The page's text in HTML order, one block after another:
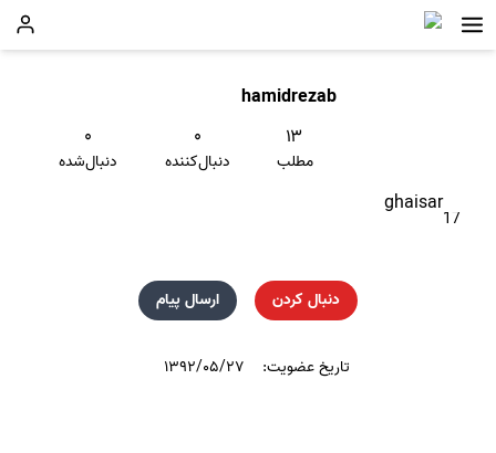
hamidrezab
۱۳
مطلب
۰
دنبال‌کننده
۰
دنبال‌شده
ghaisar
17
دنبال کردن ارسال پیام
تاریخ عضویت: ۱۳۹۲/۰۵/۲۷